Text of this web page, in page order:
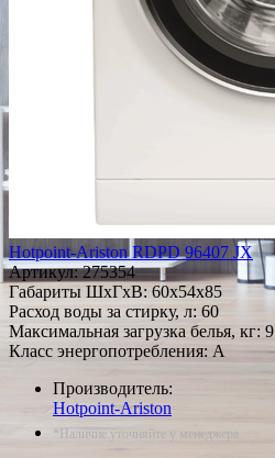
Hotpoint-Ariston RDPD 96407 JX
Артикул:275354
Габариты ШxГxВ: 60x54x85
Расход воды за стирку, л: 60
Максимальная загрузка белья, кг: 9
Класс энергопотребления: A
Производитель:
Hotpoint-Ariston
*Наличие уточняйте у менеджера